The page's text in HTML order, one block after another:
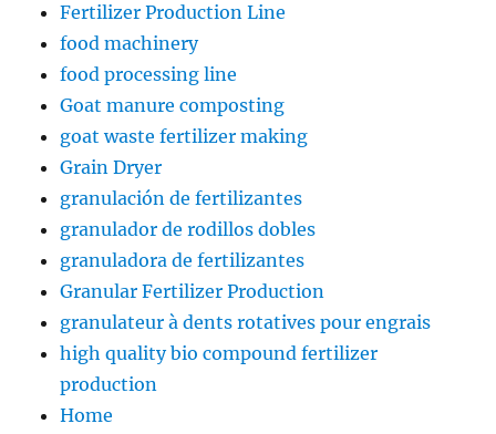
Fertilizer Production Line
food machinery
food processing line
Goat manure composting
goat waste fertilizer making
Grain Dryer
granulación de fertilizantes
granulador de rodillos dobles
granuladora de fertilizantes
Granular Fertilizer Production
granulateur à dents rotatives pour engrais
high quality bio compound fertilizer
production
Home